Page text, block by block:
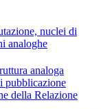
nuclei di
analoghe
analoga
pubblicazione
della Relazione